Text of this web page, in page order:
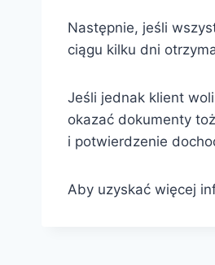
Następnie, jeśli
ciągu kilku dni
Jeśli jednak klient
okazać dokumenty
i potwierdzenie
Aby uzyskać więcej